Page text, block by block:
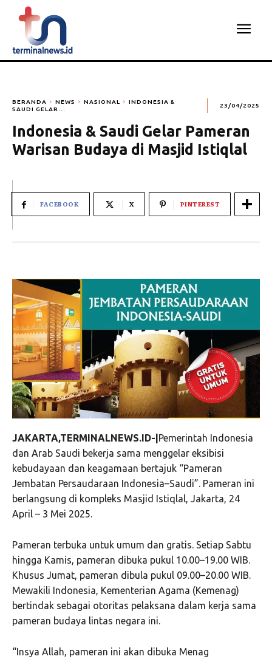
BERANDA NEWS NASIONAL
INDONESIA &
SAUDI GELAR...
23/04/2025
Indonesia & Saudi Gelar Pameran
Warisan Budaya di Masjid Istiqlal
FACEBOOK X PINTEREST
JAKARTA,TERMINALNEWS.ID-| Pemerintah Indonesia
dan Arab Saudi bekerja sama menggelar eksibisi
kebudayaan dan keagamaan bertajuk “Pameran
Jembatan Persaudaraan Indonesia–Saudi”. Pameran ini
berlangsung di kompleks Masjid Istiqlal, Jakarta, 24
April – 3 Mei 2025.
Pameran terbuka untuk umum dan gratis. Setiap Sabtu
hingga Kamis, pameran dibuka pukul 10.00–19.00 WIB.
Khusus Jumat, pameran dibula pukul 09.00–20.00 WIB.
Mewakili Indonesia, Kementerian Agama (Kemenag)
bertindak sebagai otoritas pelaksana dalam kerja sama
pameran budaya lintas negara ini.
“Insya Allah, pameran ini akan dibuka Menag